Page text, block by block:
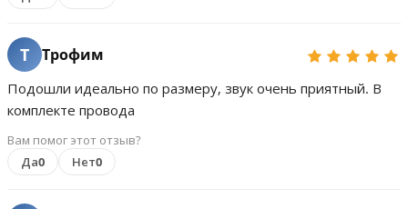
Т Трофим
Подошли идеально по размеру, звук очень приятный. В
комплекте провода
Вам помог этот отзыв?
Да0 Нет0